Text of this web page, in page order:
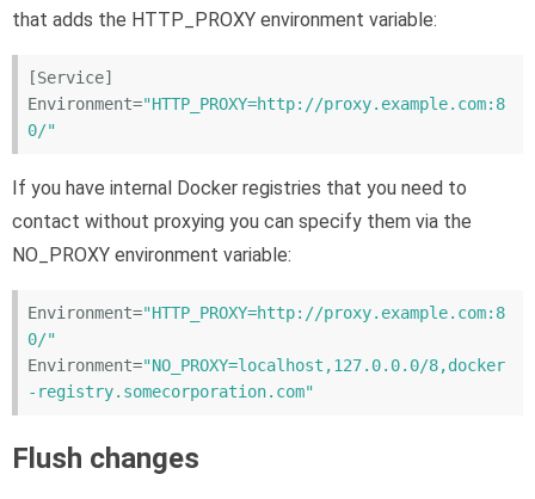
that adds the HTTP_PROXY environment variable:
[Service]
Environment="HTTP_PROXY=http://proxy.example.com:8
0/"
If you have internal Docker registries that you need to
contact without proxying you can specify them via the
NO_PROXY environment variable:
Environment="HTTP_PROXY=http://proxy.example.com:8
0/"
Environment="NO_PROXY=localhost,127.0.0.0/8,docker
-registry.somecorporation.com"
Flush changes